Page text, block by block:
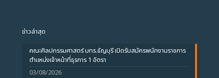
ข่าวล่าสุด
คณะศิลปกรรมศาสตร์ มทร.ธัญบุรี เปิดรับสมัครพนักงานราชการ
ตำแหน่งเจ้าหน้าที่ธุรการ 1 อัตรา
03/08/2026